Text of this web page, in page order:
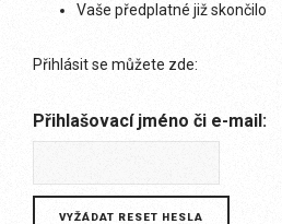
Vaše předplatné již skončilo
Přihlásit se můžete zde:
Přihlašovací jméno či e-mail: